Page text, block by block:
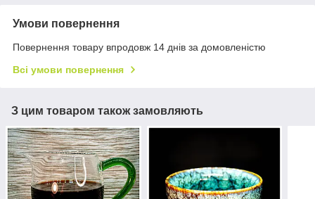
Умови повернення
Повернення товару впродовж 14 днів за домовленістю
Всі умови повернення
З цим товаром також замовляють